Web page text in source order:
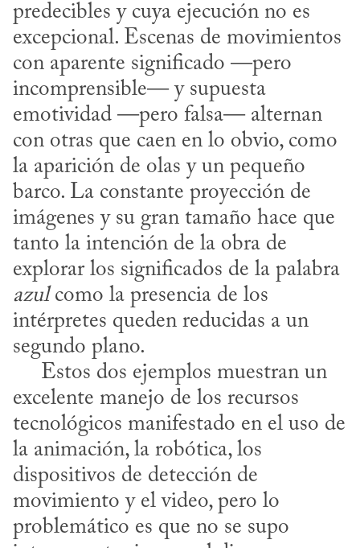
predecibles y cuya ejecución no es
excepcional. Escenas de movimientos
con aparente significado —pero
incomprensible— y supuesta
emotividad —pero falsa— alternan
con otras que caen en lo obvio, como
la aparición de olas y un pequeño
barco. La constante proyección de
imágenes y su gran tamaño hace que
tanto la intención de la obra de
azul como la presencia de los
intérpretes queden reducidas a un
segundo plano.
excelente manejo de los recursos
tecnológicos manifestado en el uso de
la animación, la robótica, los
dispositivos de detección de
movimiento y el video, pero lo
problemático es que no se supo